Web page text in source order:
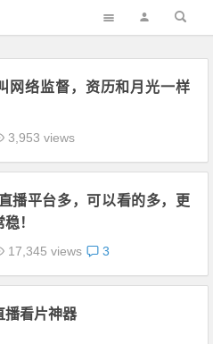
网络监督，资历和月光一样
3,953 views
播平台多，可以看的多，更
！
17,345 views 3
播看片神器